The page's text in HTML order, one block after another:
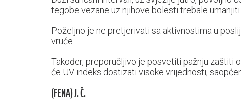
tegobe vezane uz njihove bolesti trebale umanjiti.
Poželjno je ne pretjerivati sa aktivnostima u
vruće.
Također, preporučljivo je posvetiti pažnju zaštiti
će UV indeks dostizati visoke vrijednosti,
(FENA) J. Č.